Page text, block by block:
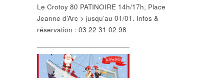
Le Crotoy 80 PATINOIRE 14h/17h, Place
Jeanne d’Arc > jusqu’au 01/01. Infos &
réservation : 03 22 31 02 98